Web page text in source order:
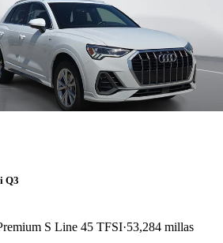
Q3
S Line 45 TFSI 53,284 millas